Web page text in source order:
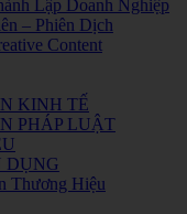
Lập Doanh Nghiệp
– Phiên Dịch
Content
KINH TẾ
PHÁP LUẬT
DỤNG
Thương Hiệu